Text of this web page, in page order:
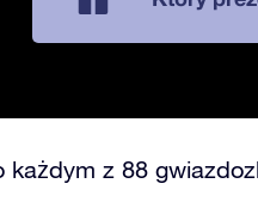
każdym z 88